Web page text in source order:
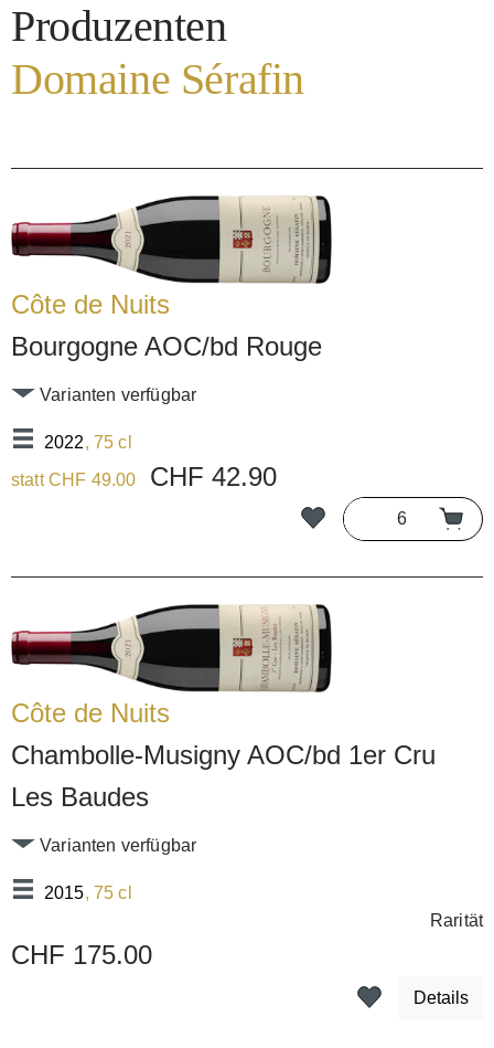
Produzenten
Domaine Sérafin
Côte de Nuits
Bourgogne AOC/bd Rouge
2022, 75 cl
Varianten verfügbar
statt CHF 49.00 CHF 42.90
Côte de Nuits
Chambolle-Musigny AOC/bd 1er Cru
Les Baudes
2015, 75 cl
Varianten verfügbar
Rarität
CHF 175.00
Details